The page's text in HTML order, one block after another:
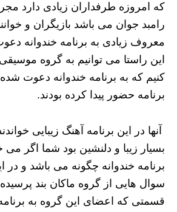
که امروزه طرفداران زیادی دارد
رامبد جوان می باشد بازیگران و
معروف زیادی به برنامه خندوانه
این راستا می‌ توانیم به گروه
کنیم که به برنامه خندوانه دعوت شده
برنامه حضور پیدا کرده بودند.
آنها در این برنامه آهنگ زیبایی
بسیار زیبا و دلنشین بود شما اگر می
برنامه خندوانه چگونه می باشد و در
سوال هایی از گروه ماکان بند پرسیده‌
قسمتی که اعضای این گروه به